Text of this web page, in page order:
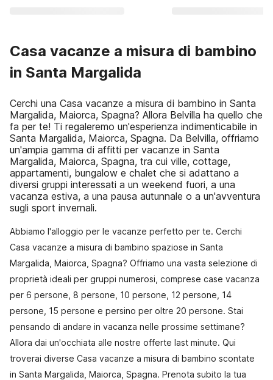
Casa vacanze a misura di bambino
in Santa Margalida
Cerchi una Casa vacanze a misura di bambino in Santa
Margalida, Maiorca, Spagna? Allora Belvilla ha quello che
fa per te! Ti regaleremo un'esperienza indimenticabile in
Santa Margalida, Maiorca, Spagna. Da Belvilla, offriamo
un'ampia gamma di affitti per vacanze in Santa
Margalida, Maiorca, Spagna, tra cui ville, cottage,
appartamenti, bungalow e chalet che si adattano a
diversi gruppi interessati a un weekend fuori, a una
vacanza estiva, a una pausa autunnale o a un'avventura
sugli sport invernali.
Abbiamo l'alloggio per le vacanze perfetto per te. Cerchi
Casa vacanze a misura di bambino spaziose in Santa
Margalida, Maiorca, Spagna? Offriamo una vasta selezione di
proprietà ideali per gruppi numerosi, comprese case vacanza
per 6 persone, 8 persone, 10 persone, 12 persone, 14
persone, 15 persone e persino per oltre 20 persone. Stai
pensando di andare in vacanza nelle prossime settimane?
Allora dai un'occhiata alle nostre offerte last minute. Qui
troverai diverse Casa vacanze a misura di bambino scontate
in Santa Margalida, Maiorca, Spagna. Prenota subito la tua